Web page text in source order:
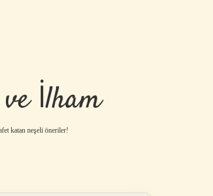
ve İlham
katan neşeli öneriler!